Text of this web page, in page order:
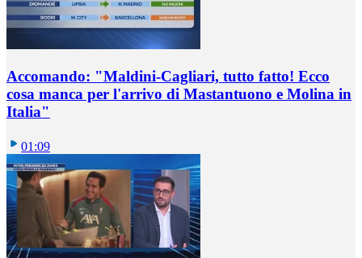
Accomando: "Maldini-Cagliari, tutto fatto! Ecco
cosa manca per l'arrivo di Mastantuono e Molina in
Italia"
01:09